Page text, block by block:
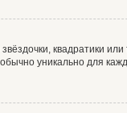
квадратики
уникально для